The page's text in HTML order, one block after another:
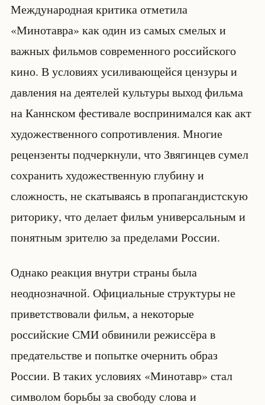
Международная критика отметила
«Минотавра» как один из самых смелых и
важных фильмов современного российского
кино. В условиях усиливающейся цензуры и
давления на деятелей культуры выход фильма
на Каннском фестивале воспринимался как акт
художественного сопротивления. Многие
рецензенты подчеркнули, что Звягинцев сумел
сохранить художественную глубину и
сложность, не скатываясь в пропагандистскую
риторику, что делает фильм универсальным и
понятным зрителю за пределами России.
Однако реакция внутри страны была
неоднозначной. Официальные структуры не
приветствовали фильм, а некоторые
российские СМИ обвинили режиссёра в
предательстве и попытке очернить образ
России. В таких условиях «Минотавр» стал
символом борьбы за свободу слова и